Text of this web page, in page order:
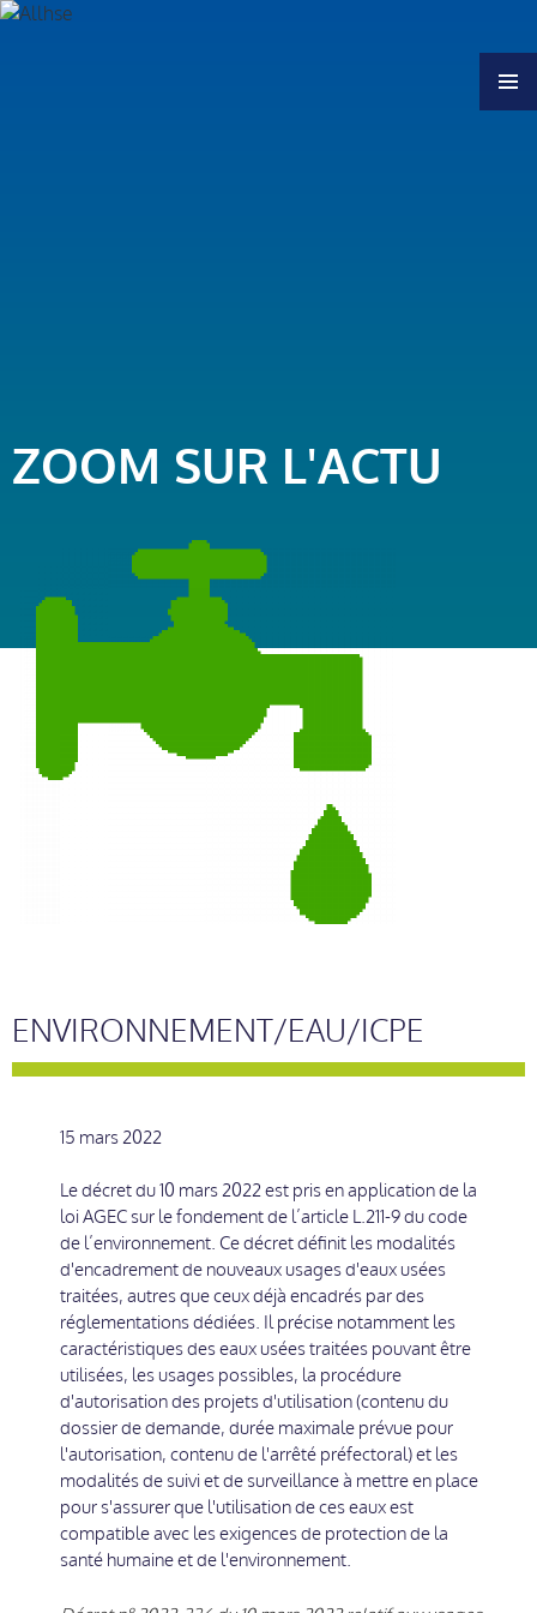
ZOOM SUR L'ACTU
ENVIRONNEMENT/EAU/ICPE
15 mars 2022
Le décret du 10 mars 2022 est pris en application de la
loi AGEC sur le fondement de l’article L.211-9 du code
de l’environnement. Ce décret définit les modalités
d'encadrement de nouveaux usages d'eaux usées
traitées, autres que ceux déjà encadrés par des
réglementations dédiées. Il précise notamment les
caractéristiques des eaux usées traitées pouvant être
utilisées, les usages possibles, la procédure
d'autorisation des projets d'utilisation (contenu du
dossier de demande, durée maximale prévue pour
l'autorisation, contenu de l'arrêté préfectoral) et les
modalités de suivi et de surveillance à mettre en place
pour s'assurer que l'utilisation de ces eaux est
compatible avec les exigences de protection de la
santé humaine et de l'environnement.